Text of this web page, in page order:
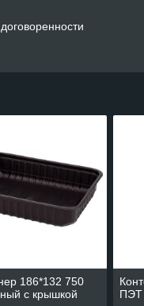
186*132 750
с крышкой
ПЭТ